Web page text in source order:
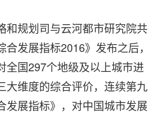
和规划司与云河都市研究院共
发展指标2016》发布之后，
全国297个地级及以上城市进
大维度的综合评价，连续第九
发展指标》，对中国城市发展